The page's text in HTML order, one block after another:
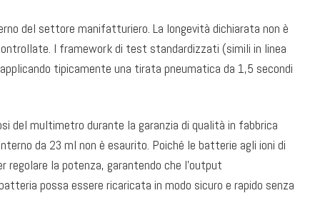
del settore manifatturiero. La longevità dichiarata non è
I framework di test standardizzati (simili in linea
tipicamente una tirata pneumatica da 1,5 secondi
del multimetro durante la garanzia di qualità in fabbrica
da 23 ml non è esaurito. Poiché le batterie agli ioni di
regolare la potenza, garantendo che l'output
possa essere ricaricata in modo sicuro e rapido senza